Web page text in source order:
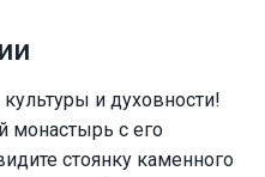
и духовности!
монастырь с его
стоянку каменного